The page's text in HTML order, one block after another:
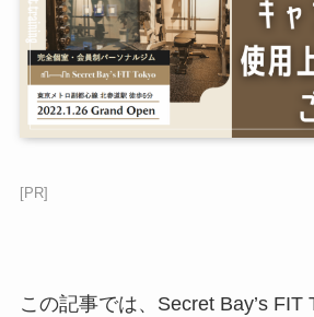
[PR]
この記事では、Secret Bay’s FIT